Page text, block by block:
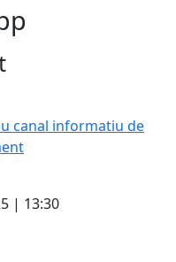
canal informatiu de
| 13:30